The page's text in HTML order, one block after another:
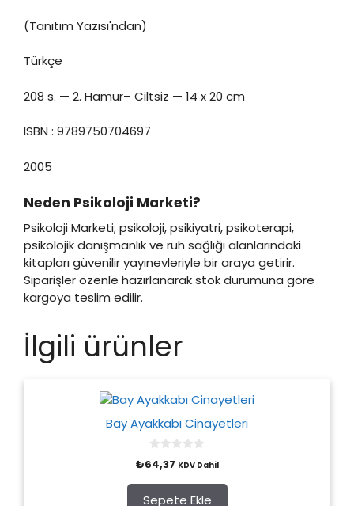
(Tanıtım Yazısı'ndan)
Türkçe
208 s. — 2. Hamur– Ciltsiz — 14 x 20 cm
ISBN : 9789750704697
2005
Neden Psikoloji Marketi?
Psikoloji Marketi; psikoloji, psikiyatri, psikoterapi,
psikolojik danışmanlık ve ruh sağlığı alanlarındaki
kitapları güvenilir yayınevleriyle bir araya getirir.
Siparişler özenle hazırlanarak stok durumuna göre
kargoya teslim edilir.
İlgili ürünler
Bay Ayakkabı Cinayetleri
0
o
t
o
₺64,37 KDV Dahil
Sepete Ekle